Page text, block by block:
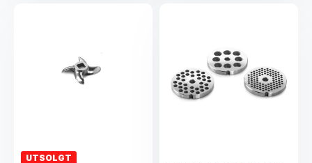
UTSOLGT